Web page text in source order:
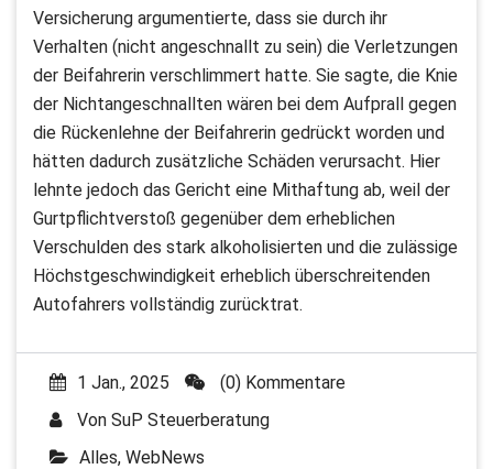
Versicherung argumentierte, dass sie durch ihr
Verhalten (nicht angeschnallt zu sein) die Verletzungen
der Beifahrerin verschlimmert hatte. Sie sagte, die Knie
der Nichtangeschnallten wären bei dem Aufprall gegen
die Rückenlehne der Beifahrerin gedrückt worden und
hätten dadurch zusätzliche Schäden verursacht. Hier
lehnte jedoch das Gericht eine Mithaftung ab, weil der
Gurtpflichtverstoß gegenüber dem erheblichen
Verschulden des stark alkoholisierten und die zulässige
Höchstgeschwindigkeit erheblich überschreitenden
Autofahrers vollständig zurücktrat.
1 Jan., 2025
(0) Kommentare
Von SuP Steuerberatung
Alles, WebNews